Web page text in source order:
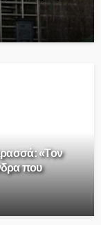
«Τον
που